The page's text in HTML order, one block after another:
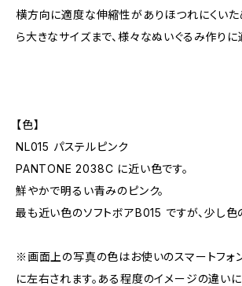
横方向に適度な伸縮性がありほつれにくいた
ら大きなサイズまで、様々なぬいぐるみ作りに
【色】
NL015 パステルピンク
PANTONE 2038C に近い色です。
鮮やかで明るい青みのピンク。
最も近い色のソフトボアB015 ですが、少し色
※画面上の写真の色はお使いのスマートフォ
に左右されます。ある程度のイメージの違い